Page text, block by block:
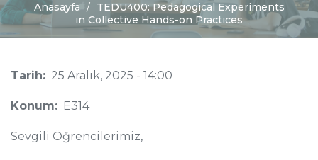
Anasayfa
TEDU400: Pedagogical Experiments
in Collective Hands-on Practices
Tarih: 25 Aralık, 2025 - 14:00
Konum: E314
Sevgili Öğrencilerimiz,